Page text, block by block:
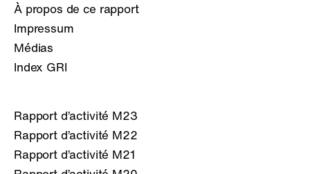
À propos de ce rapport
Impressum
Médias
Index GRI
Rapport d’activité M23
Rapport d’activité M22
Rapport d’activité M21